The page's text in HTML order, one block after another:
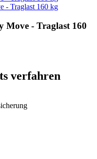
Move - Traglast 160
verfahren